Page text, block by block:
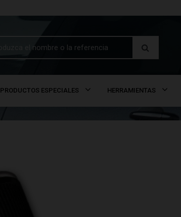
PRODUCTOS ESPECIALES HERRAMIENTAS